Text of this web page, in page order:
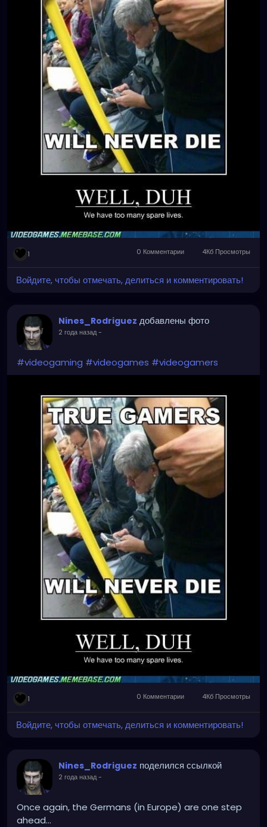
1 0 Комментарии 4Кб Просмотры
Войдите, чтобы отмечать, делиться и комментировать!
Nines_Rodriguez добавлены фото
2 года назад-
#videogaming #videogames #videogamers
1 0 Комментарии 4Кб Просмотры
Войдите, чтобы отмечать, делиться и комментировать!
Nines_Rodriguez поделился ссылкой
2 года назад-
Once again, the Germans (in Europe) are one step
ahead...